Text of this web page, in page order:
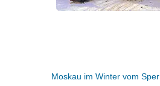
Moskau im Winter vom